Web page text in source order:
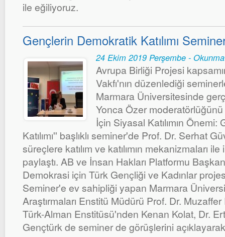
ile eğiliyoruz.
Gençlerin Demokratik Katılımı
24 Ekim 2019 Perşembe -
Avrupa Birliği Projesi
Vakfı'nın düzenlediği
Marmara Üniversitesinde
Yonca Özer moderatörlüğünü
İçin Siyasal Katılımın
Katılımı'' başlıklı seminer'de Prof. Dr. Serhat
süreçlere katılım ve katılımın mekanizmaları
paylaştı. AB ve İnsan Hakları Platformu
Demokrasi için Türk Gençliği ve Kadınlar
Seminer'e ev sahipliği yapan Marmara
Araştırmaları Enstitü Müdürü Prof. Dr.
Türk-Alman Enstitüsü'nden Kenan Kolat, Dr.
Gençtürk de seminer de görüşlerini açıklayarak